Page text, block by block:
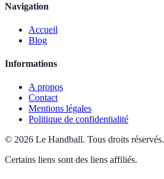
Navigation
Accueil
Blog
Informations
A propos
Contact
Mentions légales
Politique de confidentialité
© 2026 Le Handball. Tous droits réservés.
Certains liens sont des liens affiliés.